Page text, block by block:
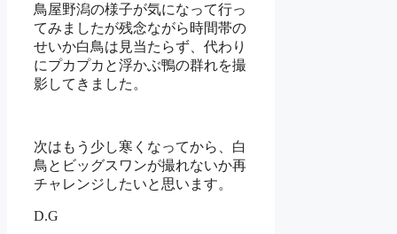
鳥屋野潟の様子が気になって行っ
てみましたが残念ながら時間帯の
せいか白鳥は見当たらず、代わり
にプカプカと浮かぶ鴨の群れを撮
影してきました。
次はもう少し寒くなってから、白
鳥とビッグスワンが撮れないか再
チャレンジしたいと思います。
D.G